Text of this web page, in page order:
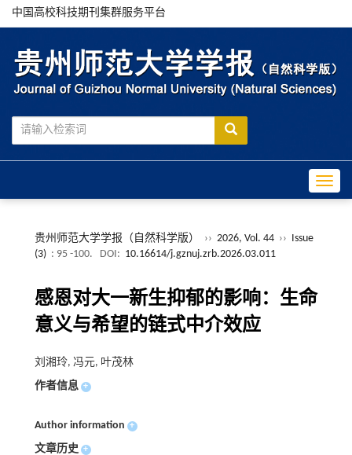
中国高校科技期刊集群服务平台
贵州师范大学学报（自然科学版） ›› 2026, Vol. 44 ››
Issue
(3) : 95 -100. DOI: 10.16614/j.gznuj.zrb.2026.03.011
感恩对大一新生抑郁的影响：生命
意义与希望的链式中介效应
刘湘玲, 冯元, 叶茂林
作者信息 +
Author information +
文章历史 +